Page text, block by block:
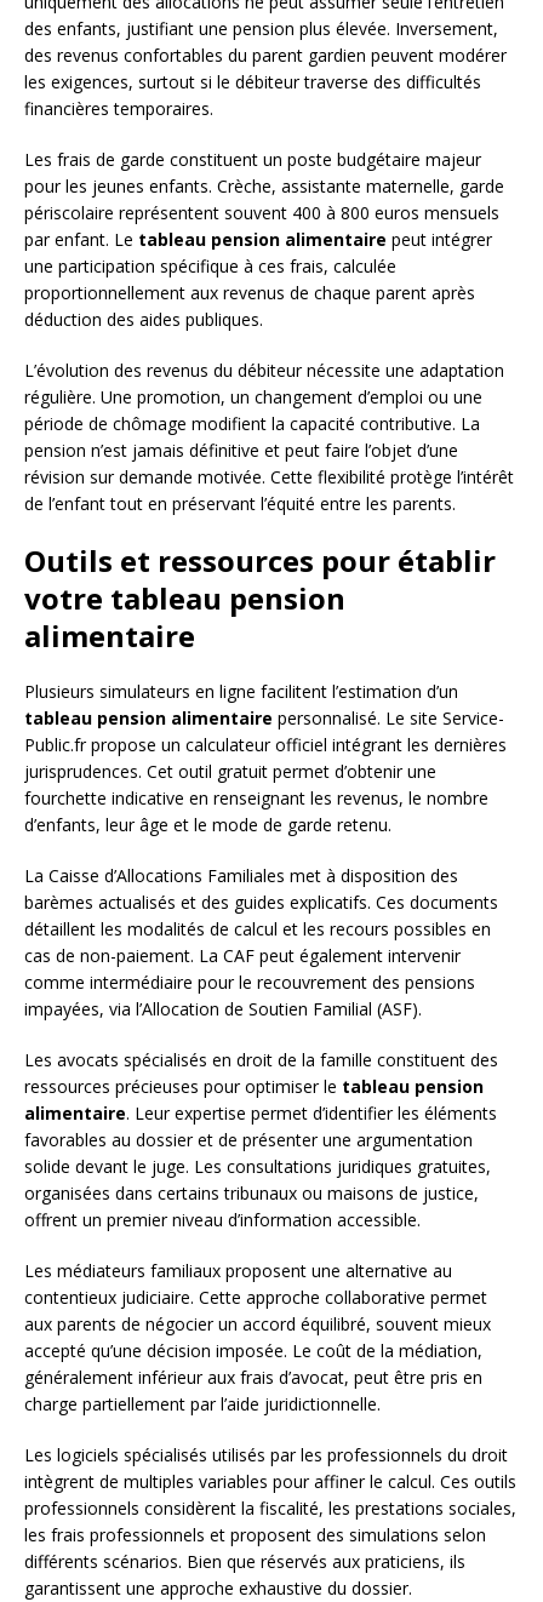
des enfants, justifiant une pension plus élevée. Inversement,
des revenus confortables du parent gardien peuvent modérer
les exigences, surtout si le débiteur traverse des difficultés
financières temporaires.
Les frais de garde constituent un poste budgétaire majeur
pour les jeunes enfants. Crèche, assistante maternelle, garde
périscolaire représentent souvent 400 à 800 euros mensuels
par enfant. Le tableau pension alimentaire peut intégrer
une participation spécifique à ces frais, calculée
proportionnellement aux revenus de chaque parent après
déduction des aides publiques.
L’évolution des revenus du débiteur nécessite une adaptation
régulière. Une promotion, un changement d’emploi ou une
période de chômage modifient la capacité contributive. La
pension n’est jamais définitive et peut faire l’objet d’une
révision sur demande motivée. Cette flexibilité protège l’intérêt
de l’enfant tout en préservant l’équité entre les parents.
Outils et ressources pour établir
votre tableau pension
alimentaire
Plusieurs simulateurs en ligne facilitent l’estimation d’un
tableau pension alimentaire personnalisé. Le site Service-
Public.fr propose un calculateur officiel intégrant les dernières
jurisprudences. Cet outil gratuit permet d’obtenir une
fourchette indicative en renseignant les revenus, le nombre
d’enfants, leur âge et le mode de garde retenu.
La Caisse d’Allocations Familiales met à disposition des
barèmes actualisés et des guides explicatifs. Ces documents
détaillent les modalités de calcul et les recours possibles en
cas de non-paiement. La CAF peut également intervenir
comme intermédiaire pour le recouvrement des pensions
impayées, via l’Allocation de Soutien Familial (ASF).
Les avocats spécialisés en droit de la famille constituent des
ressources précieuses pour optimiser le tableau pension
alimentaire. Leur expertise permet d’identifier les éléments
favorables au dossier et de présenter une argumentation
solide devant le juge. Les consultations juridiques gratuites,
organisées dans certains tribunaux ou maisons de justice,
offrent un premier niveau d’information accessible.
Les médiateurs familiaux proposent une alternative au
contentieux judiciaire. Cette approche collaborative permet
aux parents de négocier un accord équilibré, souvent mieux
accepté qu’une décision imposée. Le coût de la médiation,
généralement inférieur aux frais d’avocat, peut être pris en
charge partiellement par l’aide juridictionnelle.
Les logiciels spécialisés utilisés par les professionnels du droit
intègrent de multiples variables pour affiner le calcul. Ces outils
professionnels considèrent la fiscalité, les prestations sociales,
les frais professionnels et proposent des simulations selon
différents scénarios. Bien que réservés aux praticiens, ils
garantissent une approche exhaustive du dossier.